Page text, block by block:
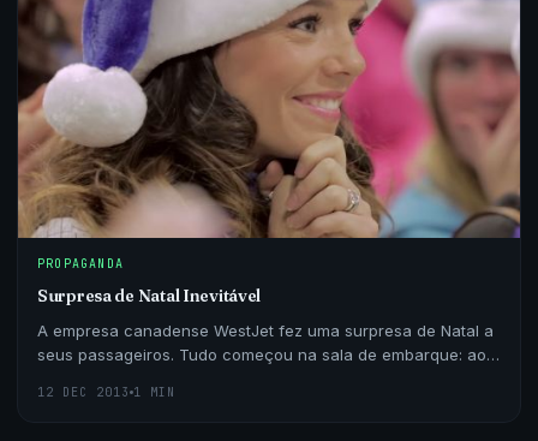
PROPAGANDA
Surpresa de Natal Inevitável
A empresa canadense WestJet fez uma surpresa de Natal a
seus passageiros. Tudo começou na sala de embarque: ao
12 DEC 2013 1 MIN